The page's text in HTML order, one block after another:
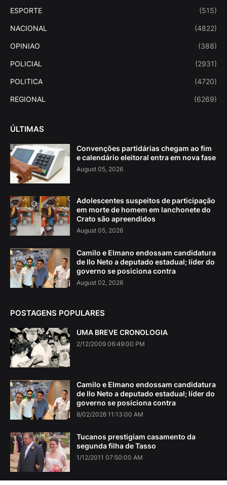
ESPORTE (515)
NACIONAL (4822)
OPINIAO (388)
POLICIAL (2931)
POLITICA (4720)
REGIONAL (6269)
ÚLTIMAS
Convenções partidárias chegam ao fim
e calendário eleitoral entra em nova fase
August 05, 2026
Adolescentes suspeitos de participação
em morte de homem em lanchonete do
Crato são apreendidos
August 05, 2026
Camilo e Elmano endossam candidatura
de Ilo Neto a deputado estadual; líder do
governo se posiciona contra
August 02, 2026
POSTAGENS POPULARES
UMA BREVE CRONOLOGIA
2/12/2009 06:49:00 PM
Camilo e Elmano endossam candidatura
de Ilo Neto a deputado estadual; líder do
governo se posiciona contra
8/02/2026 11:13:00 AM
Tucanos prestigiam casamento da
segunda filha de Tasso
1/12/2011 07:50:00 AM